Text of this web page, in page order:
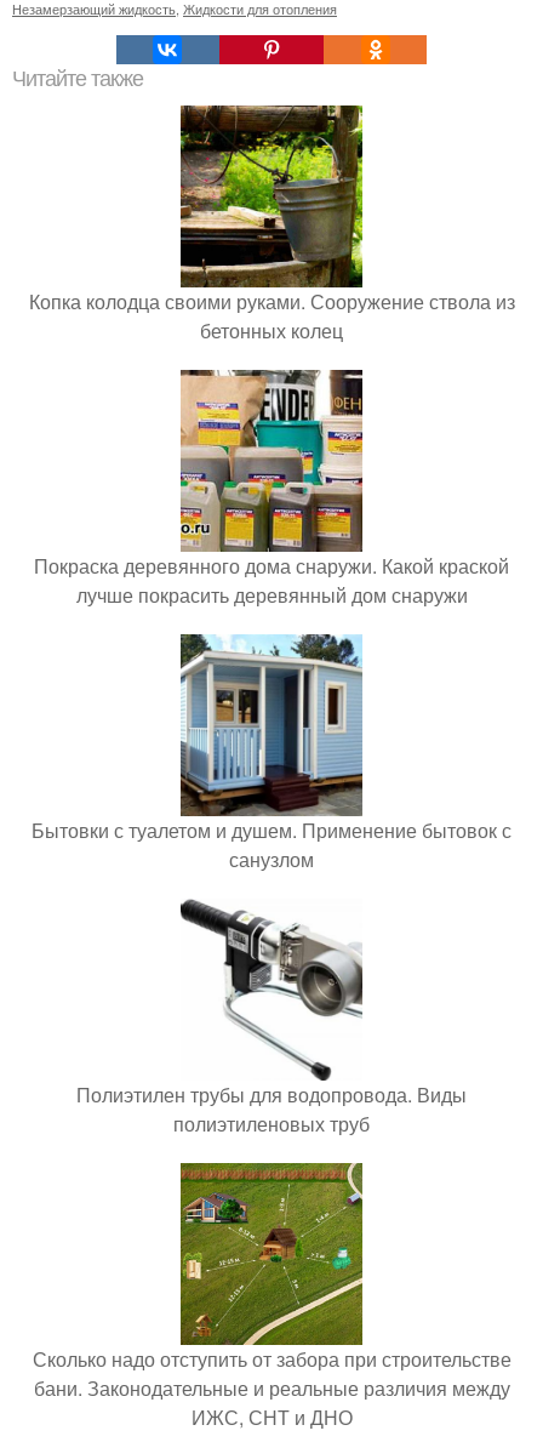
Незамерзающий жидкость Жидкости для отопления
Читайте также
Копка колодца своими руками. Сооружение ствола из
бетонных колец
Покраска деревянного дома снаружи. Какой краской
лучше покрасить деревянный дом снаружи
Бытовки с туалетом и душем. Применение бытовок с
санузлом
Полиэтилен трубы для водопровода. Виды
полиэтиленовых труб
Сколько надо отступить от забора при строительстве
бани. Законодательные и реальные различия между
ИЖС, СНТ и ДНО